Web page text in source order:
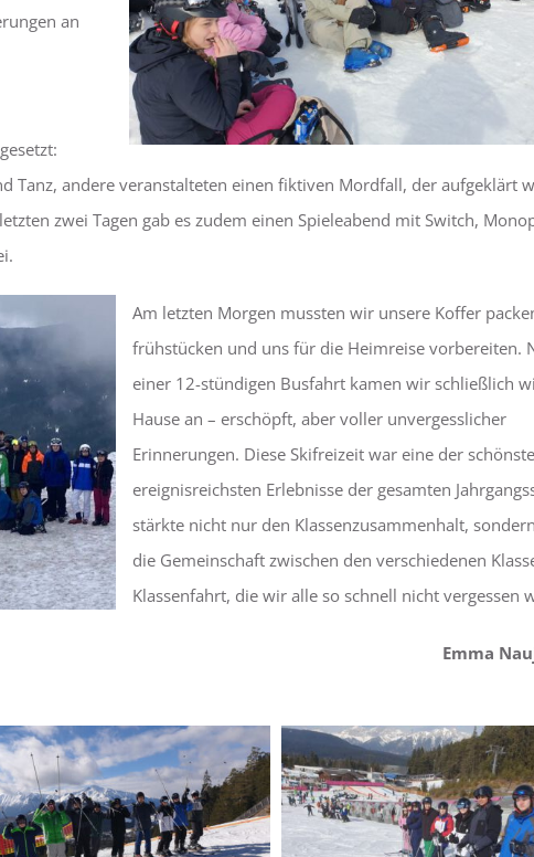
an
Tanz, andere veranstalteten einen fiktiven Mordfall, der aufgeklärt
zwei Tagen gab es zudem einen Spieleabend mit Switch,
Am letzten Morgen mussten wir unsere Koffer
frühstücken und uns für die Heimreise vorbereiten.
einer 12-stündigen Busfahrt kamen wir schließlich
Hause an – erschöpft, aber voller unvergesslicher
Erinnerungen. Diese Skifreizeit war eine der
ereignisreichsten Erlebnisse der gesamten
stärkte nicht nur den Klassenzusammenhalt,
die Gemeinschaft zwischen den verschiedenen
Klassenfahrt, die wir alle so schnell nicht vergessen
Emma